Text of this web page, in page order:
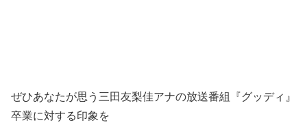
ぜひあなたが思う三田友梨佳アナの放送番組『グッディ』
卒業に対する印象を